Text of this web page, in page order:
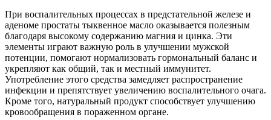
При воспалительных процессах в предстательной железе и
аденоме простаты тыквенное масло оказывается полезным
благодаря высокому содержанию магния и цинка. Эти
элементы играют важную роль в улучшении мужской
потенции, помогают нормализовать гормональный баланс и
укрепляют как общий, так и местный иммунитет.
Употребление этого средства замедляет распространение
инфекции и препятствует увеличению воспалительного очага.
Кроме того, натуральный продукт способствует улучшению
кровообращения в пораженном органе.